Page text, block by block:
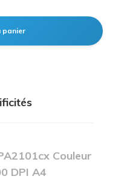
Couleur
DPI A4